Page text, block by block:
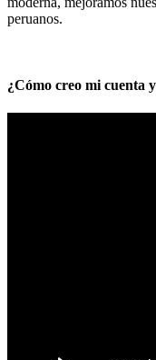
peruanos.
¿Cómo creo mi cuenta